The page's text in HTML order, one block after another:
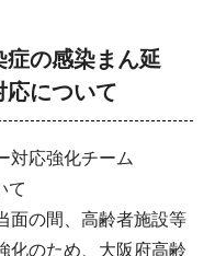
の感染まん延
応について
対応強化チーム
て
面の間、高齢者施設等
化のため、大阪府高齢